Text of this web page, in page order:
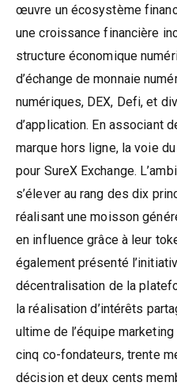
œuvre un écosystème
une croissance financière
structure économique
d’échange de monnaie
numériques, DEX, Defi, et
d’application. En associant
marque hors ligne, la voie
pour SureX Exchange.
s’élever au rang des dix
réalisant une moisson
en influence grâce à leur
également présenté
décentralisation de la
la réalisation d’intérêts
ultime de l’équipe
cinq co-fondateurs, trente
décision et deux cents